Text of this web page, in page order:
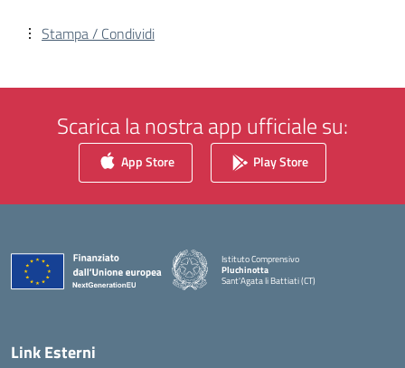
Stampa / Condividi
Scarica la nostra app ufficiale su:
App Store Play Store
Istituto Comprensivo
Pluchinotta
Sant'Agata li Battiati (CT)
— Visita la pagina iniziale della scuola
Link Esterni